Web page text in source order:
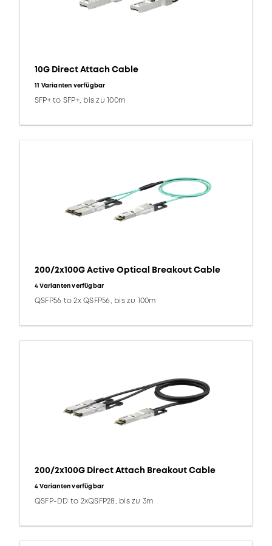
10G Direct Attach Cable
11 Varianten verfügbar
SFP+ to SFP+, bis zu 100m
200/2x100G Active Optical Breakout Cable
4 Varianten verfügbar
QSFP56 to 2x QSFP56, bis zu 100m
200/2x100G Direct Attach Breakout Cable
4 Varianten verfügbar
QSFP-DD to 2xQSFP28, bis zu 3m